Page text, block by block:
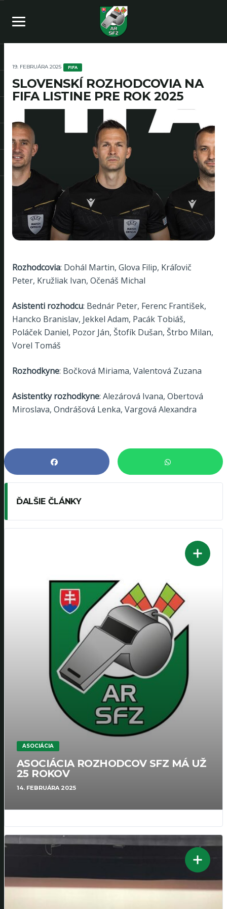
19. FEBRUÁRA 2025 FIFA
SLOVENSKÍ ROZHODCOVIA NA
FIFA LISTINE PRE ROK 2025
Rozhodcovia: Dohál Martin, Glova Filip, Kráľovič
Peter, Kružliak Ivan, Očenáš Michal
Asistenti rozhodcu: Bednár Peter, Ferenc František,
Hancko Branislav, Jekkel Adam, Pacák Tobiáš,
Poláček Daniel, Pozor Ján, Štofík Dušan, Štrbo Milan,
Vorel Tomáš
Rozhodkyne: Bočková Miriama, Valentová Zuzana
Asistentky rozhodkyne: Alezárová Ivana, Obertová
Miroslava, Ondrášová Lenka, Vargová Alexandra
ĎALŠIE ČLÁNKY
ASOCIÁCIA
ASOCIÁCIA ROZHODCOV SFZ MÁ UŽ
25 ROKOV
14. FEBRUÁRA 2025